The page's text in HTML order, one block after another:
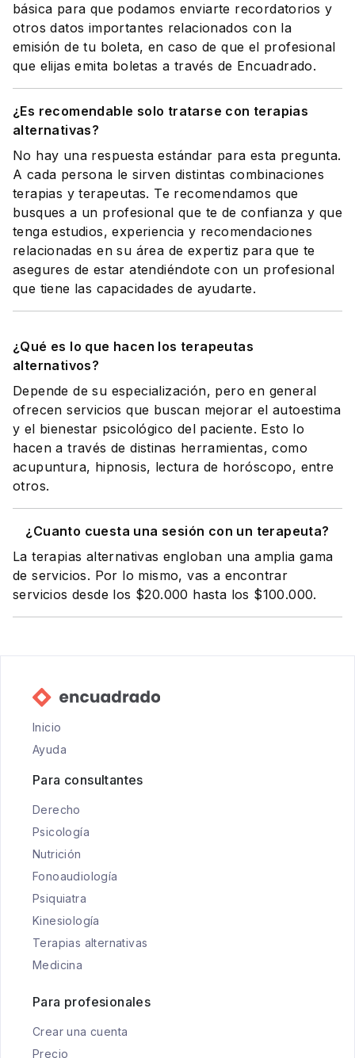
básica para que podamos enviarte recordatorios y
otros datos importantes relacionados con la
emisión de tu boleta, en caso de que el profesional
que elijas emita boletas a través de Encuadrado.
¿Es recomendable solo tratarse con terapias
alternativas?
No hay una respuesta estándar para esta pregunta.
A cada persona le sirven distintas combinaciones
terapias y terapeutas. Te recomendamos que
busques a un profesional que te de confianza y que
tenga estudios, experiencia y recomendaciones
relacionadas en su área de expertiz para que te
asegures de estar atendiéndote con un profesional
que tiene las capacidades de ayudarte.
¿Qué es lo que hacen los terapeutas
alternativos?
Depende de su especialización, pero en general
ofrecen servicios que buscan mejorar el autoestima
y el bienestar psicológico del paciente. Esto lo
hacen a través de distinas herramientas, como
acupuntura, hipnosis, lectura de horóscopo, entre
otros.
¿Cuanto cuesta una sesión con un terapeuta?
La terapias alternativas engloban una amplia gama
de servicios. Por lo mismo, vas a encontrar
servicios desde los $20.000 hasta los $100.000.
Inicio
Ayuda
Para consultantes
Derecho
Psicología
Nutrición
Fonoaudiología
Psiquiatra
Kinesiología
Terapias alternativas
Medicina
Para profesionales
Crear una cuenta
Precio